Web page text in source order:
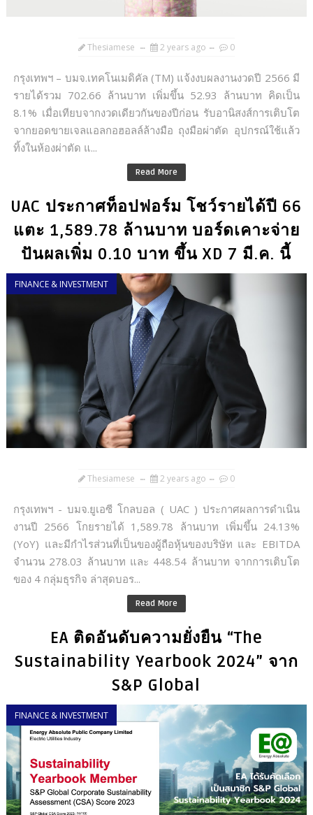
Thesiamese 2 years ago 0
กรุงเทพฯ – บมจ.เทคโนเมดิคัล (TM) แจ้งงบผลงานงวดปี 2566 มี
รายได้รวม 702.66 ล้านบาท เพิ่มขึ้น 52.93 ล้านบาท คิดเป็น
8.1% เมื่อเทียบจากงวดเดียวกันของปีก่อน รับอานิสงส์การเติบโต
จากยอดขายเจลแอลกอฮอลล์ล้างมือ ถุงมือผ่าตัด อุปกรณ์ใช้แล้ว
ทิ้งในห้องผ่าตัด แ...
Read More
UAC ประกาศท็อปฟอร์ม โชว์รายได้ปี 66
แตะ 1,589.78 ล้านบาท บอร์ดเคาะจ่าย
ปันผลเพิ่ม 0.10 บาท ขึ้น XD 7 มี.ค. นี้
FINANCE & INVESTMENT
Thesiamese 2 years ago 0
กรุงเทพฯ - บมจ.ยูเอซี โกลบอล ( UAC ) ประกาศผลการดำเนิน
งานปี 2566 โกยรายได้ 1,589.78 ล้านบาท เพิ่มขึ้น 24.13%
(YoY) และมีกำไรส่วนที่เป็นของผู้ถือหุ้นของบริษัท และ EBITDA
จำนวน 278.03 ล้านบาท และ 448.54 ล้านบาท จากการเติบโต
ของ 4 กลุ่มธุรกิจ ล่าสุดบอร...
Read More
EA ติดอันดับความยั่งยืน “The
Sustainability Yearbook 2024” จาก
S&P Global
FINANCE & INVESTMENT